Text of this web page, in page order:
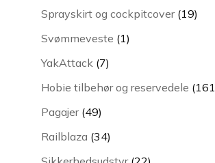
vare
Sprayskirt og cockpitcover 1919
Svømmeveste 11
YakAttack 77
Hobie tilbehør og reservedele 161
Pagajer 4949
varer
Railblaza 3434
varer